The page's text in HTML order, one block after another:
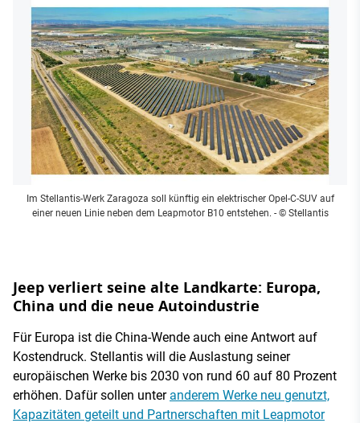
Im Stellantis-Werk Zaragoza soll künftig ein elektrischer Opel-C-SUV auf
einer neuen Linie neben dem Leapmotor B10 entstehen. - © Stellantis
Jeep verliert seine alte Landkarte: Europa,
China und die neue Autoindustrie
Für Europa ist die China-Wende auch eine Antwort auf
Kostendruck. Stellantis will die Auslastung seiner
europäischen Werke bis 2030 von rund 60 auf 80 Prozent
erhöhen. Dafür sollen unter anderem Werke neu genutzt,
Kapazitäten geteilt und Partnerschaften mit Leapmotor